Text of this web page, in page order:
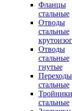
Фланцы
стальные
Отводы
стальные
Отводы
стальные
гнутые
Переходы
стальные
Тройники
стальные